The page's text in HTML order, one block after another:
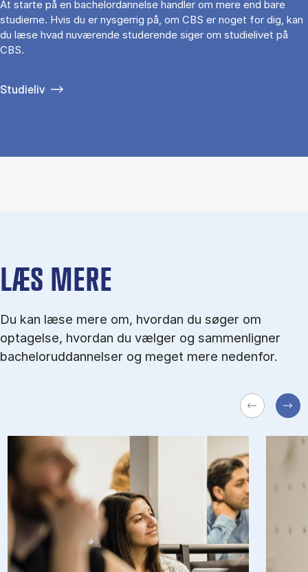
At starte på en bachelordannelse handler om mere end bare
studierne. Hvis du er nysgerrig på, om CBS er noget for dig, kan
du læse hvad nuværende studerende siger om studielivet på
CBS.
Studieliv
LÆS MERE
Du kan læse mere om, hvordan du søger om
optagelse, hvordan du vælger og sammenligner
bacheloruddannelser og meget mere nedenfor.